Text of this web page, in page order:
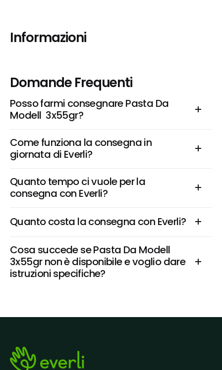
Informazioni
Domande Frequenti
Posso farmi consegnare Pasta Da
Modell  3x55gr?
Come funziona la consegna in
giornata di Everli?
Quanto tempo ci vuole per la
consegna con Everli?
Quanto costa la consegna con Everli?
Cosa succede se Pasta Da Modell
3x55gr non è disponibile e voglio dare
istruzioni specifiche?